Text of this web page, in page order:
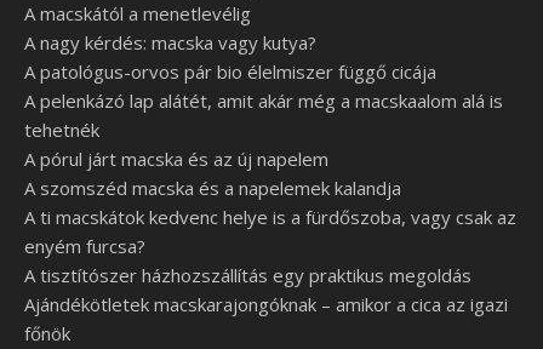
A macskától a menetlevélig
A nagy kérdés: macska vagy kutya?
A patológus-orvos pár bio élelmiszer függő cicája
A pelenkázó lap alátét, amit akár még a macskaalom alá is
tehetnék
A pórul járt macska és az új napelem
A szomszéd macska és a napelemek kalandja
A ti macskátok kedvenc helye is a fürdőszoba, vagy csak az
enyém furcsa?
A tisztítószer házhozszállítás egy praktikus megoldás
Ajándékötletek macskarajongóknak – amikor a cica az igazi
főnök